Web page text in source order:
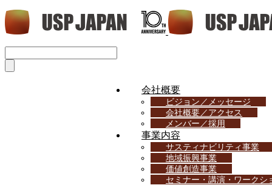
会社概要
ビジョン／メッセージ
会社概要／アクセス
メンバー／採用
事業内容
サスティナビリティ事業
地域振興事業
価値創造事業
セミナー・講演・ワークシ